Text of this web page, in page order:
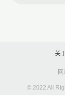
关
© 2022 All